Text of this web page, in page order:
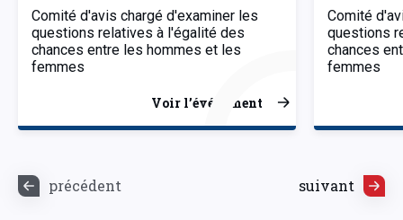
Comité d'avis chargé d'examiner les
questions relatives à l'égalité des
chances entre les hommes et les
femmes
Voir l’événement
Comité
questions
chances
femmes
précédent suivant